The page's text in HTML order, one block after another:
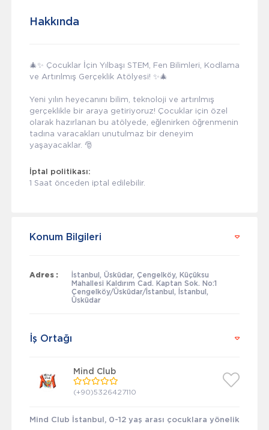
Hakkında
🎄✨ Çocuklar İçin Yılbaşı STEM, Fen Bilimleri, Kodlama
ve Artırılmış Gerçeklik Atölyesi! ✨🎄
Yeni yılın heyecanını bilim, teknoloji ve artırılmış
gerçeklikle bir araya getiriyoruz! Çocuklar için özel
olarak hazırlanan bu atölyede, eğlenirken öğrenmenin
tadına varacakları unutulmaz bir deneyim
yaşayacaklar. 🎅
İptal politikası:
1 Saat önceden iptal edilebilir.
Konum Bilgileri
Adres :
İstanbul, Üsküdar, Çengelköy, Küçüksu
Mahallesi Kaldırım Cad. Kaptan Sok. No:1
Çengelköy/Üsküdar/İstanbul, İstanbul,
Üsküdar
İş Ortağı
Mind Club
(+90)5326427110
Mind Club İstanbul, 0-12 yaş arası çocuklara yönelik